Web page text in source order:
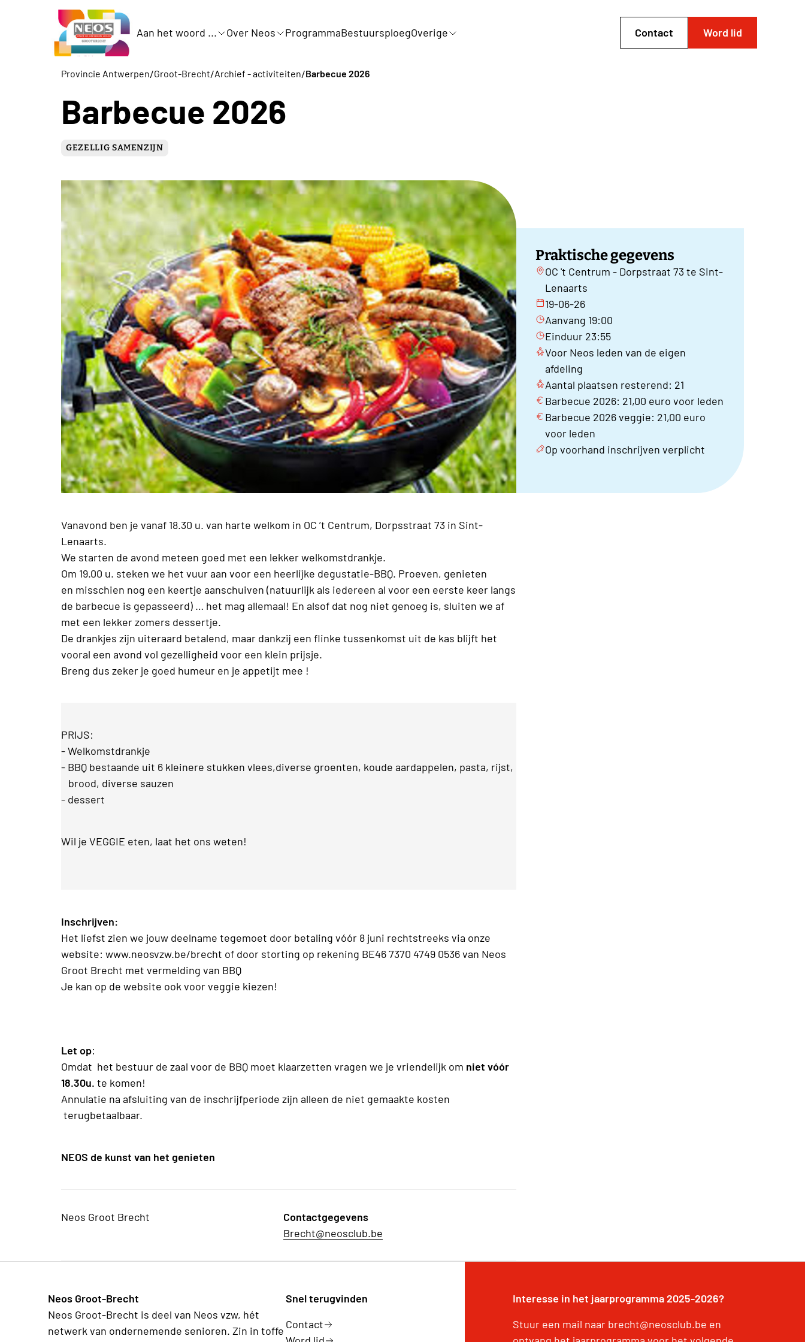
Aan het woord ... Over Neos ProgrammaBestuursploegOverige Contact Word lid
Provincie Antwerpen/Groot-Brecht/Archief - activiteiten/Barbecue 2026
Barbecue 2026
GEZELLIG SAMENZIJN
Praktische gegevens
OC 't Centrum - Dorpstraat 73 te Sint-
Lenaarts
19-06-26
Aanvang 19:00
Einduur 23:55
Voor Neos leden van de eigen
afdeling
Aantal plaatsen resterend: 21
Barbecue 2026: 21,00 euro voor leden
Barbecue 2026 veggie: 21,00 euro
voor leden
Op voorhand inschrijven verplicht
Vanavond ben je vanaf 18.30 u. van harte welkom in OC ’t Centrum, Dorpsstraat 73 in Sint-
Lenaarts.
We starten de avond meteen goed met een lekker welkomstdrankje.
Om 19.00 u. steken we het vuur aan voor een heerlijke degustatie-BBQ. Proeven, genieten
en misschien nog een keertje aanschuiven (natuurlijk als iedereen al voor een eerste keer langs
de barbecue is gepasseerd) … het mag allemaal! En alsof dat nog niet genoeg is, sluiten we af
met een lekker zomers dessertje.
De drankjes zijn uiteraard betalend, maar dankzij een flinke tussenkomst uit de kas blijft het
vooral een avond vol gezelligheid voor een klein prijsje.
Breng dus zeker je goed humeur en je appetijt mee !
PRIJS:
- Welkomstdrankje
- BBQ bestaande uit 6 kleinere stukken vlees,diverse groenten, koude aardappelen, pasta, rijst,
brood, diverse sauzen
- dessert
Wil je VEGGIE eten, laat het ons weten!
Inschrijven:
Het liefst zien we jouw deelname tegemoet door betaling vóór 8 juni rechtstreeks via onze
website: www.neosvzw.be/brecht of door storting op rekening BE46 7370 4749 0536 van Neos
Groot Brecht met vermelding van BBQ
Je kan op de website ook voor veggie kiezen!
Let op:
Omdat het bestuur de zaal voor de BBQ moet klaarzetten vragen we je vriendelijk om niet vóór
18.30u. te komen!
Annulatie na afsluiting van de inschrijfperiode zijn alleen de niet gemaakte kosten
terugbetaalbaar.
NEOS de kunst van het genieten
Neos Groot Brecht
Contactgegevens
Brecht@neosclub.be
Neos Groot-Brecht
Neos Groot-Brecht is deel van Neos vzw, hét
netwerk van ondernemende senioren. Zin in toffe
Snel terugvinden
Contact
Interesse in het jaarprogramma 2025-2026?
Stuur een mail naar brecht@neosclub.be en